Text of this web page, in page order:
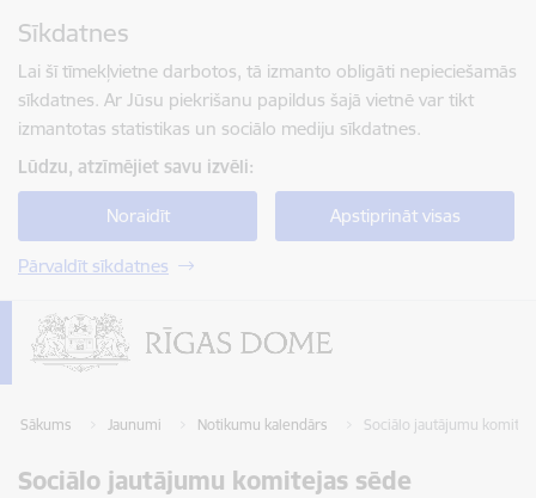
Sīkdatnes
Lai šī tīmekļvietne darbotos, tā izmanto obligāti nepieciešamās
sīkdatnes. Ar Jūsu piekrišanu papildus šajā vietnē var tikt
izmantotas statistikas un sociālo mediju sīkdatnes.
Lūdzu, atzīmējiet savu izvēli:
Noraidīt Apstiprināt visas
Pārvaldīt sīkdatnes
Sākums Jaunumi Notikumu kalendārs Sociālo jautājumu
Sociālo jautājumu komitejas sēde